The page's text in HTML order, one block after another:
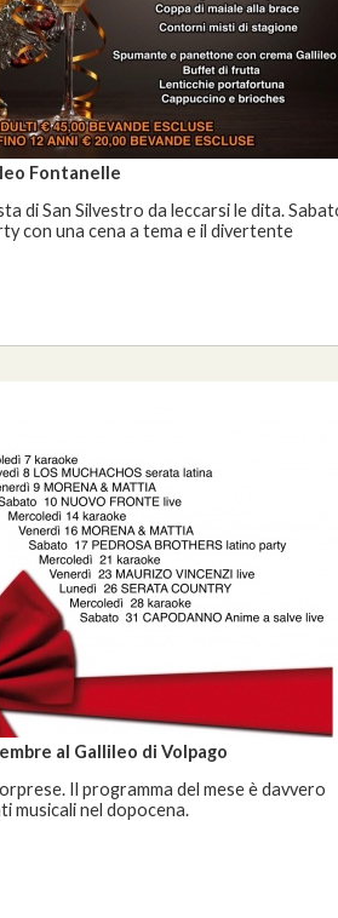
Fontanelle
di San Silvestro da leccarsi le dita.
con una cena a tema e il divertente
al Gallileo di Volpago
Il programma del mese è davvero
musicali nel dopocena.